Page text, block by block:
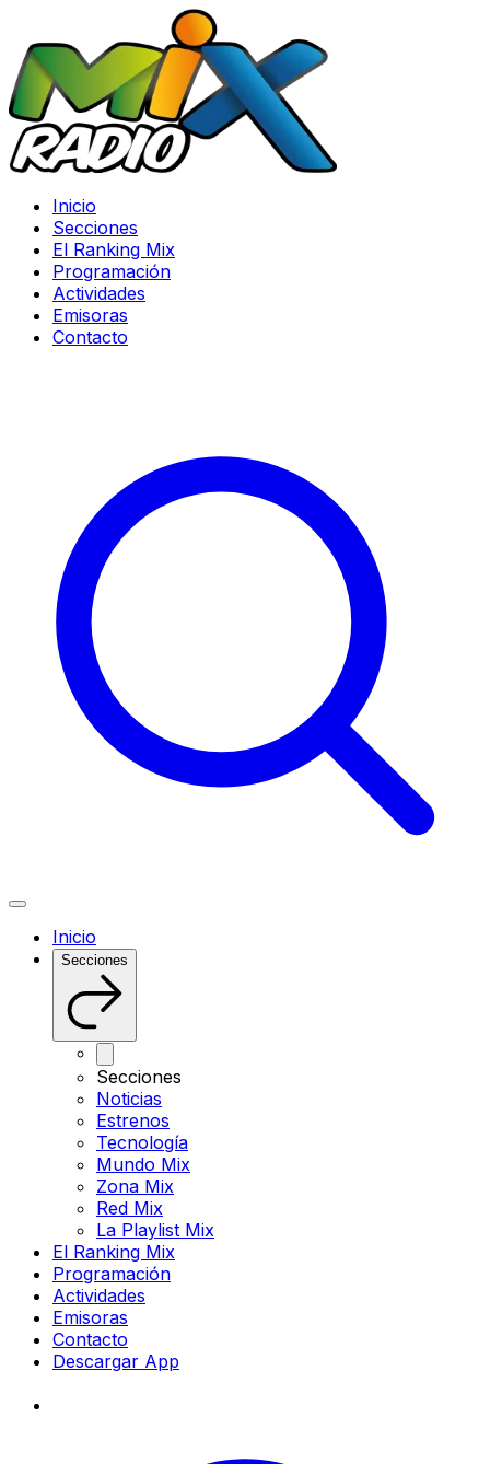
Inicio
Secciones
El Ranking Mix
Programación
Actividades
Emisoras
Contacto
Inicio
Secciones
Secciones
Noticias
Estrenos
Tecnología
Mundo Mix
Zona Mix
Red Mix
La Playlist Mix
El Ranking Mix
Programación
Actividades
Emisoras
Contacto
Descargar App